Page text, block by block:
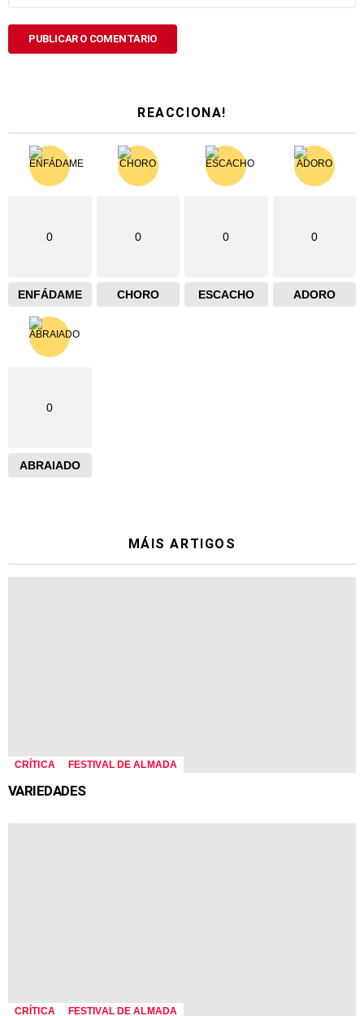
REACCIONA!
0
ENFÁDAME
0
CHORO
0
ESCACHO
0
ADORO
0
ABRAIADO
MÁIS ARTIGOS
CRÍTICA FESTIVAL DE ALMADA
VARIEDADES
CRÍTICA FESTIVAL DE ALMADA